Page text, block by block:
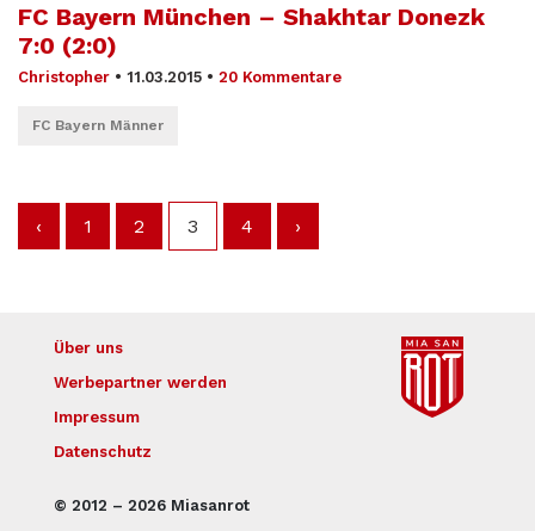
FC Bayern München – Shakhtar Donezk
7:0 (2:0)
Christopher • 11.03.2015 • 20 Kommentare
FC Bayern Männer
‹ 1 2 3 4 ›
© 2012 – 2026 Miasanrot
Über uns
Werbepartner werden
Impressum
Datenschutz